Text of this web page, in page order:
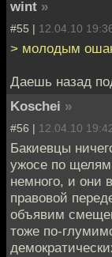
wint »
#55 | 12.04.10
> молодым
Даешь назад
Koschei »
#56 | 12.04.10
Бакиевцы
ужосе по щелям
немного, и они
правовой
объявим
тоже по-